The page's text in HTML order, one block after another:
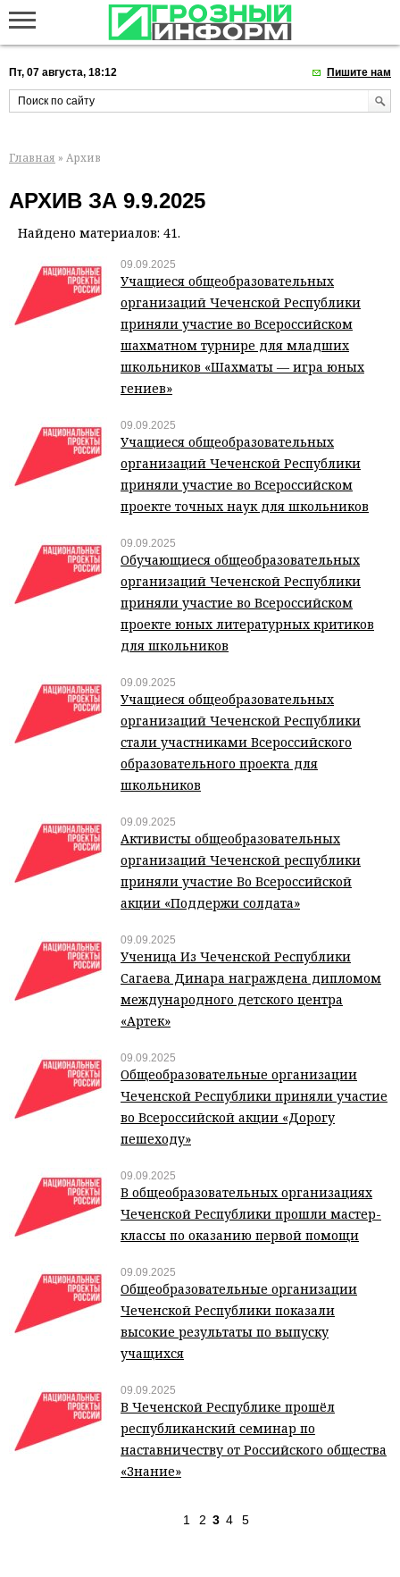
Пт, 07 августа, 18:12 Пишите нам
Главная » Архив
АРХИВ ЗА 9.9.2025
Найдено материалов: 41.
09.09.2025
Учащиеся общеобразовательных
организаций Чеченской Республики
приняли участие во Всероссийском
шахматном турнире для младших
школьников «Шахматы — игра юных
гениев»
09.09.2025
Учащиеся общеобразовательных
организаций Чеченской Республики
приняли участие во Всероссийском
проекте точных наук для школьников
09.09.2025
Обучающиеся общеобразовательных
организаций Чеченской Республики
приняли участие во Всероссийском
проекте юных литературных критиков
для школьников
09.09.2025
Учащиеся общеобразовательных
организаций Чеченской Республики
стали участниками Всероссийского
образовательного проекта для
школьников
09.09.2025
Активисты общеобразовательных
организаций Чеченской республики
приняли участие Во Всероссийской
акции «Поддержи солдата»
09.09.2025
Ученица Из Чеченской Республики
Сагаева Динара награждена дипломом
международного детского центра
«Артек»
09.09.2025
Общеобразовательные организации
Чеченской Республики приняли участие
во Всероссийской акции «Дорогу
пешеходу»
09.09.2025
В общеобразовательных организациях
Чеченской Республики прошли мастер-
классы по оказанию первой помощи
09.09.2025
Общеобразовательные организации
Чеченской Республики показали
высокие результаты по выпуску
учащихся
09.09.2025
В Чеченской Республике прошёл
республиканский семинар по
наставничеству от Российского общества
«Знание»
1 2 3 4 5